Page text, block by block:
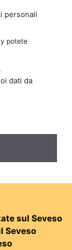
personali
potete
dati da
sul Seveso
Seveso